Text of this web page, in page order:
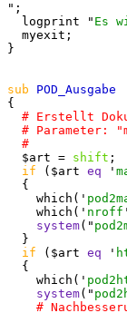
";
  logprint "
Es
  myexit;
}
sub
{
  $art =
shift ;
if ($art eq '
  {
    which('
    which('
nroff
system("
  }
if ($art eq '
  {
    which('
system("